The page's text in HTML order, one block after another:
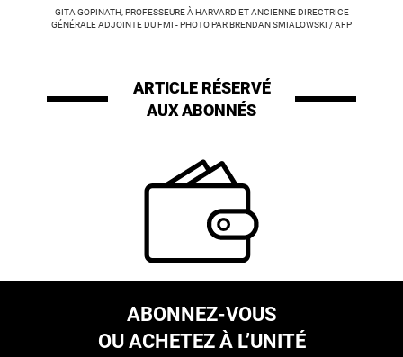
GITA GOPINATH, PROFESSEURE À HARVARD ET ANCIENNE DIRECTRICE
GÉNÉRALE ADJOINTE DU FMI - PHOTO PAR BRENDAN SMIALOWSKI / AFP
ARTICLE RÉSERVÉ
AUX ABONNÉS
ABONNEZ-VOUS
OU ACHETEZ À L’UNITÉ